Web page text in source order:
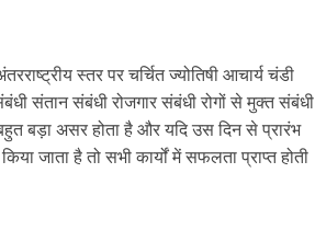
स्तर पर चर्चित ज्योतिषी आचार्य चंडी
संतान संबंधी रोजगार संबंधी रोगों से मुक्त संबंधी
बड़ा असर होता है और यदि उस दिन से प्रारंभ
जाता है तो सभी कार्यों में सफलता प्राप्त होती